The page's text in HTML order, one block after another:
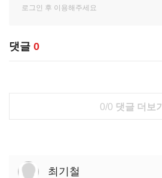
댓글 0
0/0 댓글 더보기
최기철